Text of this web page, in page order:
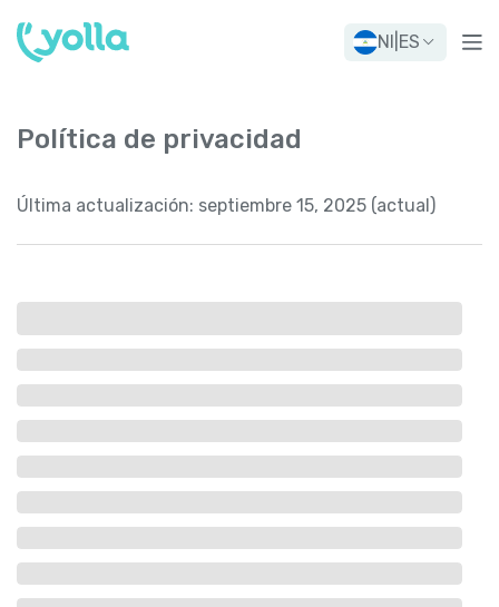
NI ES
Política de privacidad
Última actualización: septiembre 15, 2025 (actual)